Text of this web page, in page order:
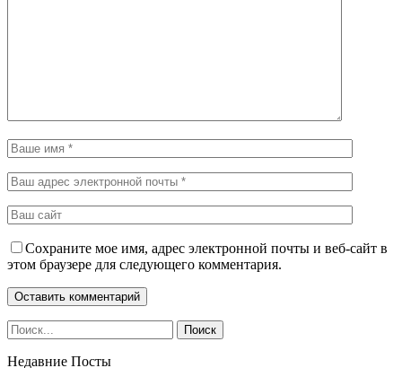
Сохраните мое имя, адрес электронной почты и веб-сайт в
этом браузере для следующего комментария.
Недавние Посты